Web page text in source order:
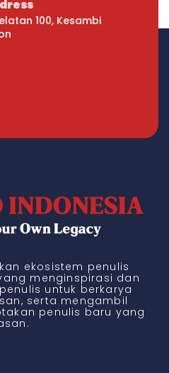
100, Kesambi
ekosistem penulis
menginspirasi dan
untuk berkarya
serta mengambil
penulis baru yang